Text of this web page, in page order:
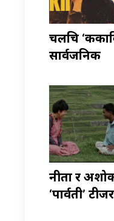
चलचित्र
सार्वजनिक
नीता र
‘पार्वती’ टीजर